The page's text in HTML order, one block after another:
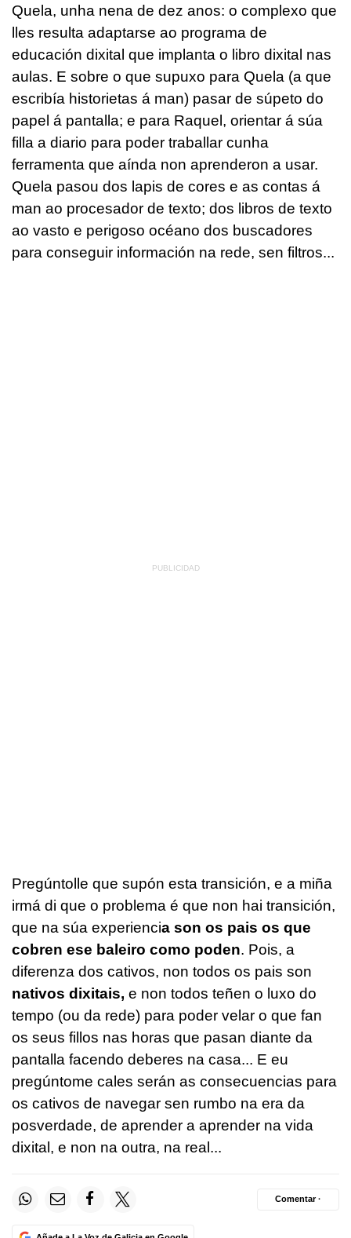
Quela, unha nena de dez anos: o complexo que
lles resulta adaptarse ao programa de
educación dixital que implanta o libro dixital nas
aulas. E sobre o que supuxo para Quela (a que
escribía historietas á man) pasar de súpeto do
papel á pantalla; e para Raquel, orientar á súa
filla a diario para poder traballar cunha
ferramenta que aínda non aprenderon a usar.
Quela pasou dos lapis de cores e as contas á
man ao procesador de texto; dos libros de texto
ao vasto e perigoso océano dos buscadores
para conseguir información na rede, sen filtros...
Pregúntolle que supón esta transición, e a miña
irmá di que o problema é que non hai transición,
que na súa experiencia son os pais os que
cobren ese baleiro como poden. Pois, a
diferenza dos cativos, non todos os pais son
nativos dixitais, e non todos teñen o luxo do
tempo (ou da rede) para poder velar o que fan
os seus fillos nas horas que pasan diante da
pantalla facendo deberes na casa... E eu
pregúntome cales serán as consecuencias para
os cativos de navegar sen rumbo na era da
posverdade, de aprender a aprender na vida
dixital, e non na outra, na real...
Comentar ·